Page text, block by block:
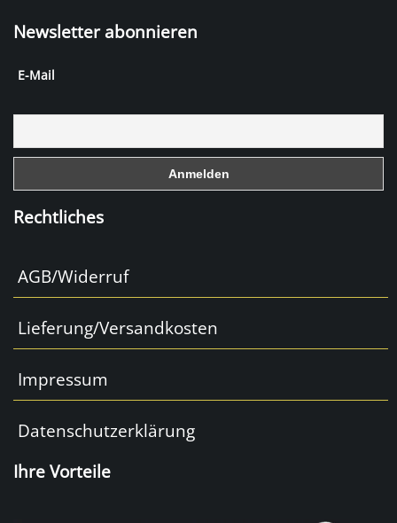
c
o
o
Newsletter abonnieren
E-Mail
Rechtliches
AGB/Widerruf
Lieferung/Versandkosten
Impressum
Datenschutzerklärung
Ihre Vorteile